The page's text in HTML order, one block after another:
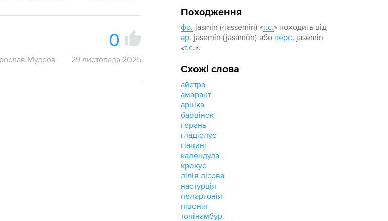
Походження
фр. jasmin (‹jassemin) «т.с.» походить від
ар. jāsemîn (jāsamûn) або перс. jāsemin
«т.с.».
Схожі слова
айстра
амарант
арніка
барвінок
герань
гладіолус
гіацинт
календула
крокус
лілія лісова
настурція
пеларгонія
півонія
топінамбур
0
Мудров 29 листопада 2025